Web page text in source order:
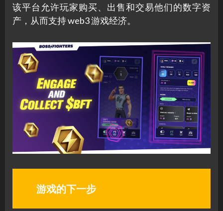
该平台允许玩家购买、出售和交易他们的数字资
产，从而支持 web3 游戏经济。
游戏的下一步